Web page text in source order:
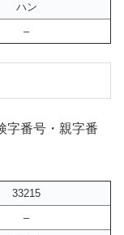
ハン
–
字番号・親字番
33215
–